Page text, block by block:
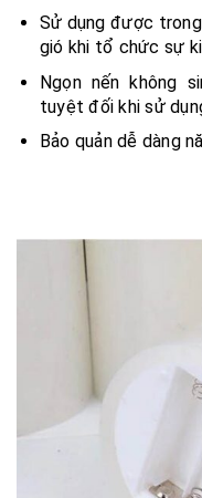
Sử dụng được
gió khi tổ chức sự
Ngọn nến không
tuyệt đối khi sử
Bảo quản dễ dàng